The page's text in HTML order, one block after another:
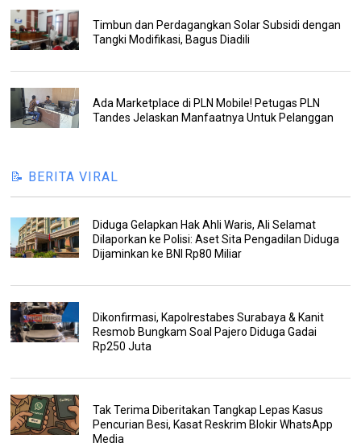
Timbun dan Perdagangkan Solar Subsidi dengan
Tangki Modifikasi, Bagus Diadili
Ada Marketplace di PLN Mobile! Petugas PLN
Tandes Jelaskan Manfaatnya Untuk Pelanggan
📝 BERITA VIRAL
Diduga Gelapkan Hak Ahli Waris, Ali Selamat
Dilaporkan ke Polisi: Aset Sita Pengadilan Diduga
Dijaminkan ke BNI Rp80 Miliar
Dikonfirmasi, Kapolrestabes Surabaya & Kanit
Resmob Bungkam Soal Pajero Diduga Gadai
Rp250 Juta
Tak Terima Diberitakan Tangkap Lepas Kasus
Pencurian Besi, Kasat Reskrim Blokir WhatsApp
Media